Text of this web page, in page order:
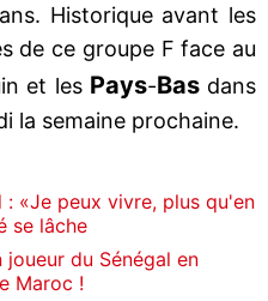
Historique avant les
de ce groupe F face au
et les Pays-Bas dans
la semaine prochaine.
: «Je peux vivre, plus qu'en
se lâche
joueur du Sénégal en
Maroc !